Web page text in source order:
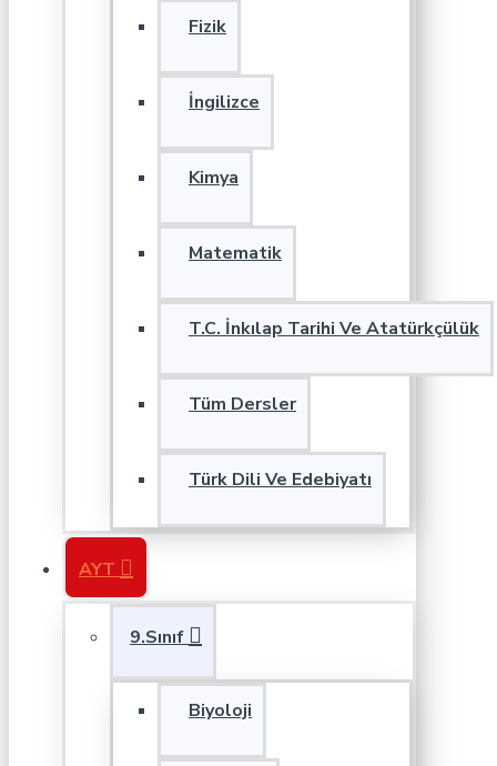
Fizik
İngilizce
Kimya
Matematik
T.C. İnkılap Tarihi Ve Atatürkçülük
Tüm Dersler
Türk Dili Ve Edebiyatı
AYT
9.Sınıf
Biyoloji